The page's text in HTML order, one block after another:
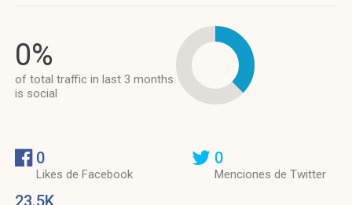
0%
of total traffic in last 3 months
is social
0
Likes de Facebook
23.5K
0
Menciones de Twitter